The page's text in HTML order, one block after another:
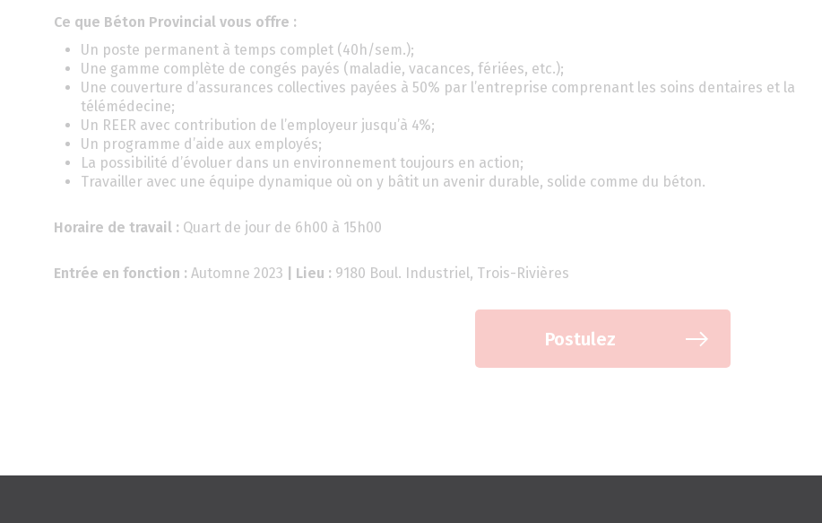
Ce que Béton Provincial vous offre :
Un poste permanent à temps complet (40h/sem.);
Une gamme complète de congés payés (maladie, vacances, fériées, etc.);
Une couverture d’assurances collectives payées à 50% par l’entreprise comprenant les soins dentaires et la
télémédecine;
Un REER avec contribution de l’employeur jusqu’à 4%;
Un programme d’aide aux employés;
La possibilité d’évoluer dans un environnement toujours en action;
Travailler avec une équipe dynamique où on y bâtit un avenir durable, solide comme du béton.
Horaire de travail : Quart de jour de 6h00 à 15h00
Entrée en fonction : Automne 2023 | Lieu : 9180 Boul. Industriel, Trois-Rivières
Postulez